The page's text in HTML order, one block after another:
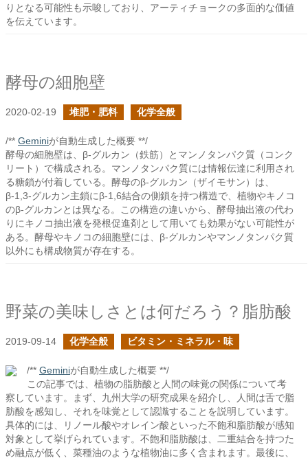
りとなる可能性も示唆しており、アーティチョークの多面的な価値
を伝えています。
酵母の細胞壁
2020-02-19 堆肥・肥料 化学全般
/** Geminiが自動生成した概要 **/
酵母の細胞壁は、β-グルカン（鉄筋）とマンノタンパク質（コンク
リート）で構成される。マンノタンパク質には情報伝達に利用され
る糖鎖が付着している。酵母のβ-グルカン（ザイモサン）は、
β-1,3-グルカン主鎖にβ-1,6結合の側鎖を持つ構造で、植物やキノコ
のβ-グルカンとは異なる。この構造の違いから、酵母抽出液の代わ
りにキノコ抽出液を発根促進剤として用いても効果がない可能性が
ある。酵母やキノコの細胞壁には、β-グルカンやマンノタンパク質
以外にも構成物質が存在する。
野菜の美味しさとは何だろう？脂肪酸
2019-09-14 化学全般 ビタミン・ミネラル・味
/** Geminiが自動生成した概要 **/
この記事では、植物の脂肪酸と人間の味覚の関係について考
察しています。まず、九州大学の研究成果を紹介し、人間は舌で脂
肪酸を感知し、それを味覚として認識することを説明しています。
具体的には、リノール酸やオレイン酸といった不飽和脂肪酸が感知
対象として挙げられています。不飽和脂肪酸は、二重結合を持つた
め融点が低く、菜種油のような植物油に多く含まれます。最後に、